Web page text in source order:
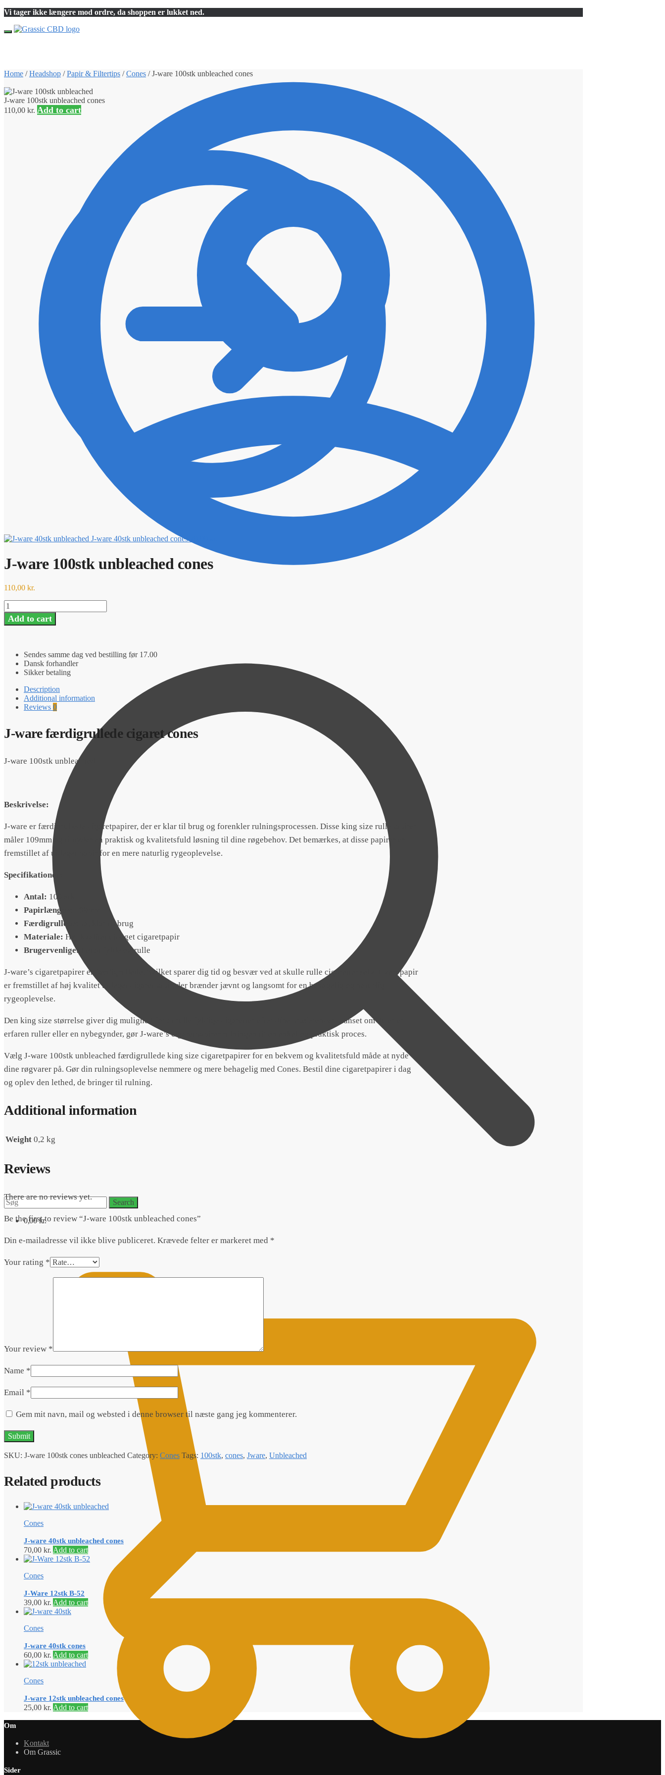
Skip
navigation
Skip
content
Vi tager ikke længere mod ordre, da shoppen er lukket ned.
Search
for:
Search
0,00kr.
Home /Headshop /Papir & Filtertips /Cones /J-ware 100stk unbleached cones
J-ware 100stk unbleached cones
110,00 kr. Add to cart
J-ware 40stk unbleached cones
J-ware 100stk unbleached cones
110,00 kr.
J-
ware
100stk
Add to cart
Sendes samme dag ved bestilling før 17.00
Dansk forhandler
Sikker betaling
Description
Additional information
Reviews 0
J-ware færdigrullede cigaret cones
J-ware 100stk unbleached
Beskrivelse:
J-ware er færdigrullede cigaretpapirer, der er klar til brug og forenkler rulningsprocessen. Disse king size rullepapirer
måler 109mm og tilbyder en praktisk og kvalitetsfuld løsning til dine røgebehov. Det bemærkes, at disse papirer er
fremstillet af ubleget papir for en mere naturlig rygeoplevelse.
Specifikationer:
Antal: 100 stk
Papirlængde:
Færdigrullede:
Ja, klar til brug
Materiale: Høj kvalitet ubleget cigaretpapir
Brugervenlige:
Let at fylde og rulle
J-ware’s cigaretpapirer er færdigrullede, hvilket sparer dig tid og besvær ved at skulle rulle cigaretter selv. Hvert papir
er fremstillet af høj kvalitet ubleget cigaretpapir, der brænder jævnt og langsomt for en behagelig og naturlig
rygeoplevelse.
Den king size størrelse giver dig mulighed for at rulle fyldige cigaretter efter dine præferencer. Uanset om du er en
erfaren ruller eller en nybegynder, gør J-ware’s cigaretpapirer rulningen til en enkel og praktisk proces.
Vælg J-ware 100stk unbleached færdigrullede king size cigaretpapirer for en bekvem og kvalitetsfuld måde at nyde
dine røgvarer på. Gør din rulningsoplevelse nemmere og mere behagelig med Cones. Bestil dine cigaretpapirer i dag
og oplev den lethed, de bringer til rulning.
Additional information
Weight 0,2 kg
Reviews
There are no reviews yet.
Be the first to review “J-ware 100stk unbleached cones”
Din e-mailadresse vil ikke blive publiceret. Krævede felter er markeret med *
Your rating *
Your review *
Name *
Email *
Gem mit navn, mail og websted i denne browser til næste gang jeg kommenterer.
SKU: J-ware 100stk cones unbleached Category: Cones Tags: 100stk, cones, Jware, Unbleached
Related products
Cones
J-ware 40stk unbleached cones
70,00 kr. Add to cart
Cones
J-Ware 12stk B-52
39,00 kr. Add to cart
Cones
J-ware 40stk cones
60,00 kr. Add to cart
Cones
J-ware 12stk unbleached cones
25,00 kr. Add to cart
Om
Kontakt
Om Grassic
Sider